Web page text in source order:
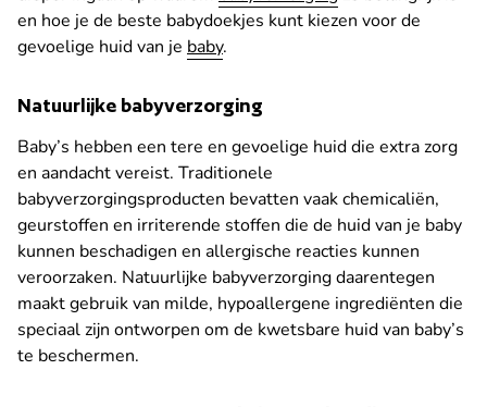
en hoe je de beste babydoekjes kunt kiezen voor de
gevoelige huid van je baby.
Natuurlijke babyverzorging
Baby’s hebben een tere en gevoelige huid die extra zorg
en aandacht vereist. Traditionele
babyverzorgingsproducten bevatten vaak chemicaliën,
geurstoffen en irriterende stoffen die de huid van je baby
kunnen beschadigen en allergische reacties kunnen
veroorzaken. Natuurlijke babyverzorging daarentegen
maakt gebruik van milde, hypoallergene ingrediënten die
speciaal zijn ontworpen om de kwetsbare huid van baby’s
te beschermen.